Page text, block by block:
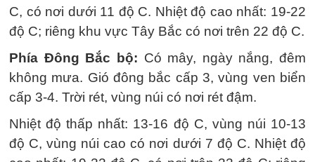
C, có nơi dưới 11 độ C. Nhiệt độ cao nhất: 19-22
độ C; riêng khu vực Tây Bắc có nơi trên 22 độ C.
Phía Đông Bắc bộ: Có mây, ngày nắng, đêm
không mưa. Gió đông bắc cấp 3, vùng ven biển
cấp 3-4. Trời rét, vùng núi có nơi rét đậm.
Nhiệt độ thấp nhất: 13-16 độ C, vùng núi 10-13
độ C, vùng núi cao có nơi dưới 7 độ C. Nhiệt độ